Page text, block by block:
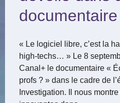
documentaire
« Le logiciel libre, c’est la
high-techs… » Le 8
Canal+ le documentaire «
profs ? » dans le cadre de
Investigation. Il nous